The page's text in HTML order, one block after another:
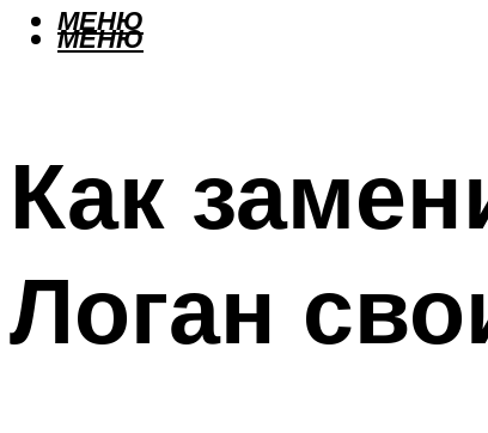
МЕНЮ
МЕНЮ
Как
Логан